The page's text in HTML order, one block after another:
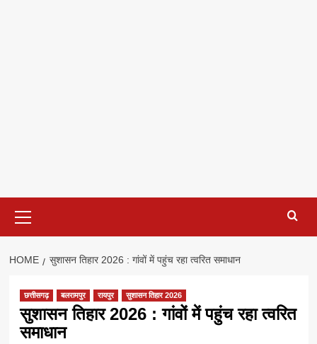
Menu
HOME सुशासन तिहार 2026 : गांवों में पहुंच रहा त्वरित समाधान
छत्तीसगढ़ बलरामपुर रायपुर सुशासन तिहार 2026
सुशासन तिहार 2026 : गांवों में पहुंच रहा त्वरित
समाधान